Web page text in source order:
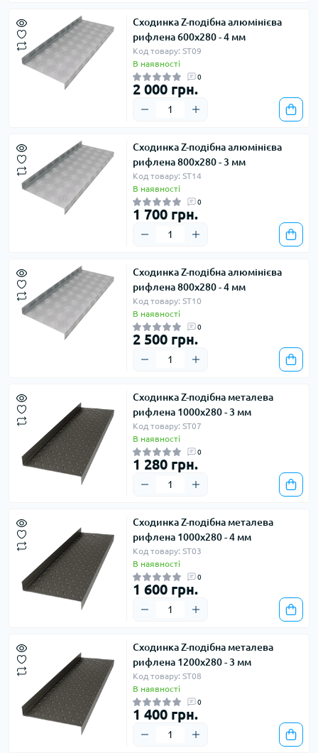
Сходинка Z-подібна алюмінієва
рифлена 600х280 - 4 мм
Код товару: ST09
В наявності
0
2 000 грн.
Сходинка Z-подібна алюмінієва
рифлена 800х280 - 3 мм
Код товару: ST14
В наявності
0
1 700 грн.
Сходинка Z-подібна алюмінієва
рифлена 800х280 - 4 мм
Код товару: ST10
В наявності
0
2 500 грн.
Сходинка Z-подібна металева
рифлена 1000х280 - 3 мм
Код товару: ST07
В наявності
0
1 280 грн.
Сходинка Z-подібна металева
рифлена 1000х280 - 4 мм
Код товару: ST03
В наявності
0
1 600 грн.
Сходинка Z-подібна металева
рифлена 1200х280 - 3 мм
Код товару: ST08
В наявності
0
1 400 грн.